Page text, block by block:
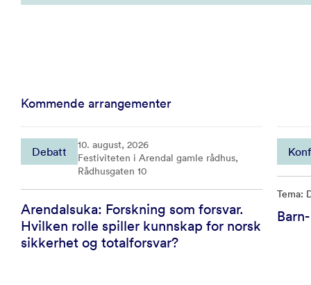
Kommende arrangementer
Debatt
10. august, 2026
Festiviteten i Arendal gamle rådhus,
Rådhusgaten 10
Arendalsuka: Forskning som forsvar.
Hvilken rolle spiller kunnskap for norsk
sikkerhet og totalforsvar?
Tema: